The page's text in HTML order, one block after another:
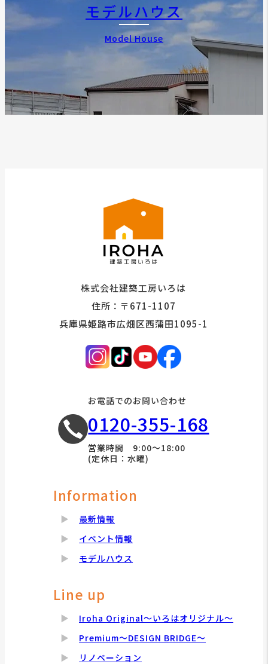
モデルハウス
Model House
株式会社建築工房いろは
住所：〒671-1107
兵庫県姫路市広畑区西蒲田1095-1
お電話でのお問い合わせ
0120-355-168
営業時間 9:00～18:00
(定休日：水曜)
Information
最新情報
イベント情報
モデルハウス
Line up
Iroha Original～いろはオリジナル～
Premium～DESIGN BRIDGE～
リノベーション